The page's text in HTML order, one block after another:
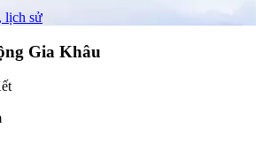
lịch sử
Gia Khâu